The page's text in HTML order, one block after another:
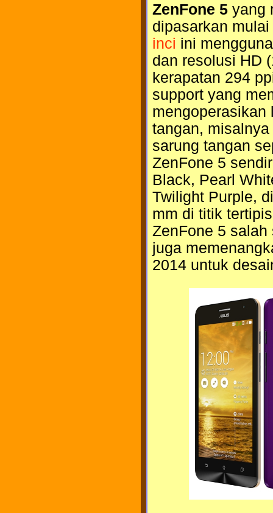
ZenFone 5 yang
dipasarkan
inci ini
dan resolusi HD
kerapatan 294
support yang
mengoperasikan
tangan,
sarung tangan
ZenFone 5
Black, Pearl
Twilight Purple,
mm di titik
ZenFone 5
juga
2014 untuk